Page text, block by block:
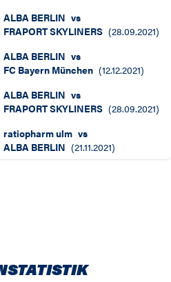
ALBA BERLIN vs
FRAPORT SKYLINERS (28.09.2021)
ALBA BERLIN vs
FC Bayern München (12.12.2021)
ALBA BERLIN vs
FRAPORT SKYLINERS (28.09.2021)
ratiopharm ulm vs
ALBA BERLIN (21.11.2021)